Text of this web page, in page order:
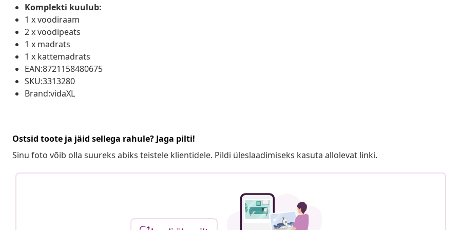
Komplekti kuulub:
1 x voodiraam
2 x voodipeats
1 x madrats
1 x kattemadrats
EAN:8721158480675
SKU:3313280
Brand:vidaXL
Ostsid toote ja jäid sellega rahule? Jaga pilti!
Sinu foto võib olla suureks abiks teistele klientidele. Pildi üleslaadimiseks kasuta allolevat linki.